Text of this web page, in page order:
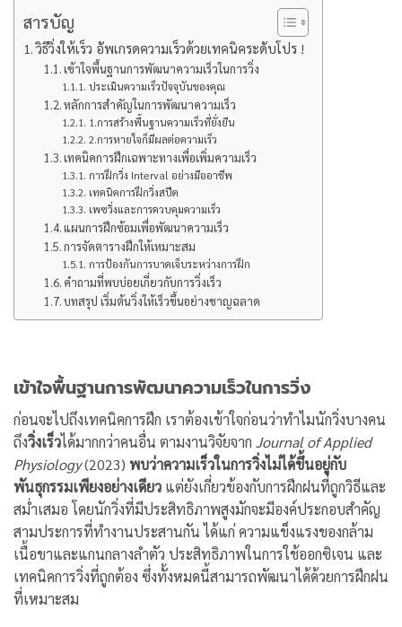
สารบัญ
วิธีวิ่งให้เร็ว อัพเกรดความเร็วด้วยเทคนิคระดับโปร !
เข้าใจพื้นฐานการพัฒนาความเร็วในการวิ่ง
ประเมินความเร็วปัจจุบันของคุณ
หลักการสำคัญในการพัฒนาความเร็ว
1.การสร้างพื้นฐานความเร็วที่ยั่งยืน
2.การหายใจก็มีผลต่อความเร็ว
เทคนิคการฝึกเฉพาะทางเพื่อเพิ่มความเร็ว
การฝึกวิ่ง Interval อย่างมืออาชีพ
เทคนิคการฝึกวิ่งสปีด
เพซวิ่งและการควบคุมความเร็ว
แผนการฝึกซ้อมเพื่อพัฒนาความเร็ว
การจัดตารางฝึกให้เหมาะสม
การป้องกันการบาดเจ็บระหว่างการฝึก
คำถามที่พบบ่อยเกี่ยวกับการวิ่งเร็ว
บทสรุป เริ่มต้นวิ่งให้เร็วขึ้นอย่างชาญฉลาด
เข้าใจพื้นฐานการพัฒนาความเร็วในการวิ่ง
ก่อนจะไปถึงเทคนิคการฝึก เราต้องเข้าใจก่อนว่าทำไมนักวิ่งบางคน
ถึงวิ่งเร็วได้มากกว่าคนอื่น ตามงานวิจัยจาก Journal of Applied
Physiology(2023) พบว่าความเร็วในการวิ่งไม่ได้ขึ้นอยู่กับ
พันธุกรรมเพียงอย่างเดียว แต่ยังเกี่ยวข้องกับการฝึกฝนที่ถูกวิธีและ
สม่ำเสมอ โดยนักวิ่งที่มีประสิทธิภาพสูงมักจะมีองค์ประกอบสำคัญ
สามประการที่ทำงานประสานกัน ได้แก่ ความแข็งแรงของกล้าม
เนื้อขาและแกนกลางลำตัว ประสิทธิภาพในการใช้ออกซิเจน และ
เทคนิคการวิ่งที่ถูกต้อง ซึ่งทั้งหมดนี้สามารถพัฒนาได้ด้วยการฝึกฝน
ที่เหมาะสม